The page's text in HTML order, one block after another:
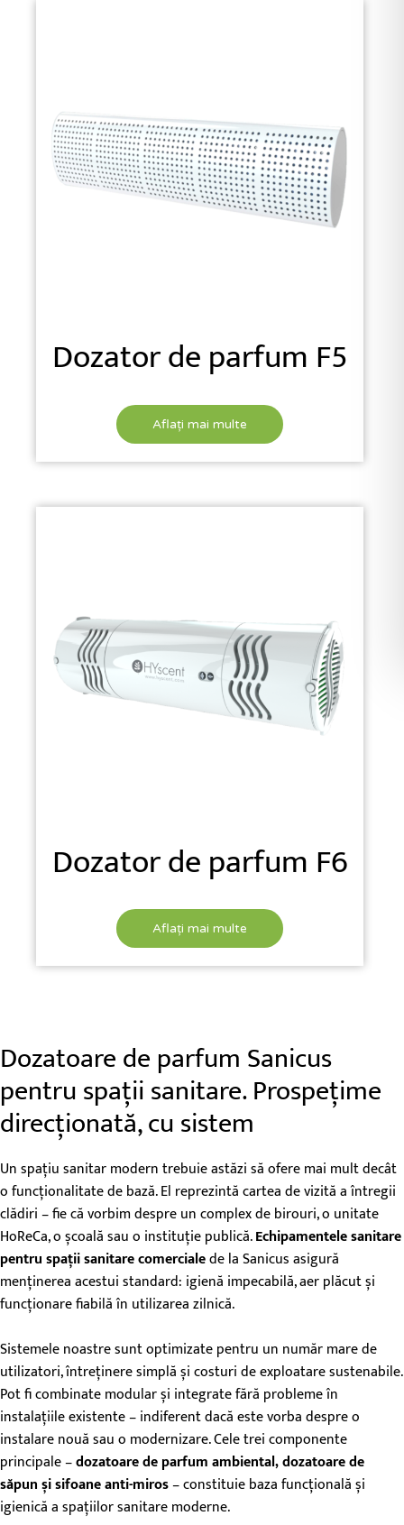
Dozator de parfum F5
Aflați mai multe
Dozator de parfum F6
Aflați mai multe
Dozatoare de parfum Sanicus
pentru spații sanitare. Prospețime
direcționată, cu sistem
Un spațiu sanitar modern trebuie astăzi să ofere mai mult decât
o funcționalitate de bază. El reprezintă cartea de vizită a întregii
clădiri – fie că vorbim despre un complex de birouri, o unitate
HoReCa, o școală sau o instituție publică.Echipamentele sanitare
pentru spații sanitare comercialede la Sanicus asigură
menținerea acestui standard: igienă impecabilă, aer plăcut și
funcționare fiabilă în utilizarea zilnică.
Sistemele noastre sunt optimizate pentru un număr mare de
utilizatori, întreținere simplă și costuri de exploatare sustenabile.
Pot fi combinate modular și integrate fără probleme în
instalațiile existente – indiferent dacă este vorba despre o
instalare nouă sau o modernizare. Cele trei componente
principale –dozatoare de parfum ambiental, dozatoare de
săpun și sifoane anti-miros– constituie baza funcțională și
igienică a spațiilor sanitare moderne.